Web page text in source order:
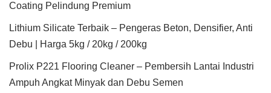
Coating Pelindung Premium
Lithium Silicate Terbaik – Pengeras Beton, Densifier, Anti
Debu | Harga 5kg / 20kg / 200kg
Prolix P221 Flooring Cleaner – Pembersih Lantai Industri
Ampuh Angkat Minyak dan Debu Semen